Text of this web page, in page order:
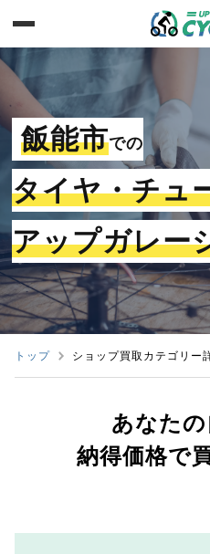
飯能市での
タイヤ・チュ
アップガレー
トップ ショップ買取カテゴリー
あなたの
納得価格で